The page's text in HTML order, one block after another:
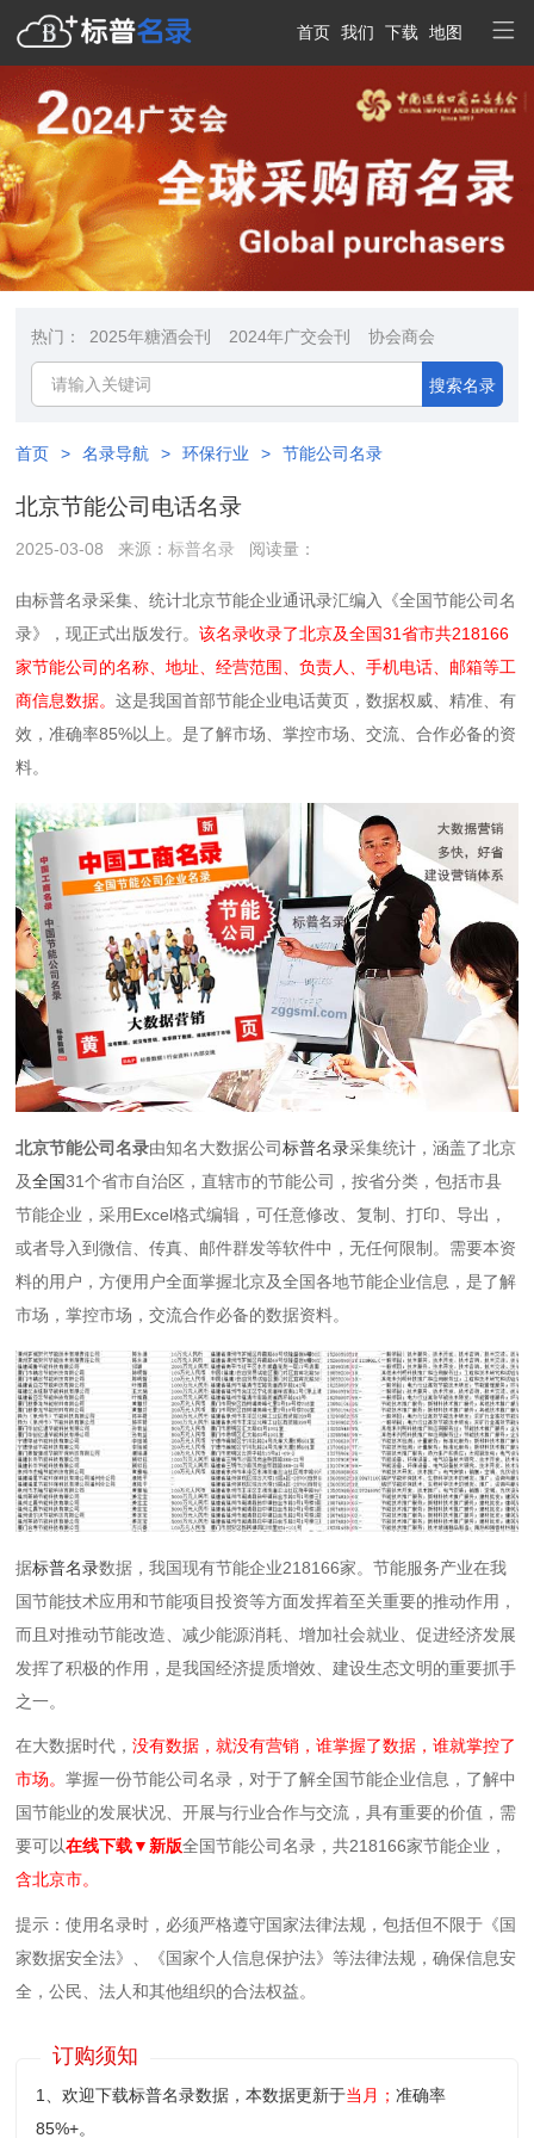
首页 我们 下载 地图
热门： 2025年糖酒会刊 2024年广交会刊 协会商会
搜索名录
首页 > 名录导航 > 环保行业 > 节能公司名录
北京节能公司电话名录
2025-03-08 来源：标普名录 阅读量：
由标普名录采集、统计北京节能企业通讯录汇编入《全国节能公司名
录》，现正式出版发行。该名录收录了北京及全国31省市共218166
家节能公司的名称、地址、经营范围、负责人、手机电话、邮箱等工
商信息数据。这是我国首部节能企业电话黄页，数据权威、精准、有
效，准确率85%以上。是了解市场、掌控市场、交流、合作必备的资
料。
北京节能公司名录由知名大数据公司标普名录采集统计，涵盖了北京
及全国31个省市自治区，直辖市的节能公司，按省分类，包括市县
节能企业，采用Excel格式编辑，可任意修改、复制、打印、导出，
或者导入到微信、传真、邮件群发等软件中，无任何限制。需要本资
料的用户，方便用户全面掌握北京及全国各地节能企业信息，是了解
市场，掌控市场，交流合作必备的数据资料。
据标普名录数据，我国现有节能企业218166家。节能服务产业在我
国节能技术应用和节能项目投资等方面发挥着至关重要的推动作用，
而且对推动节能改造、减少能源消耗、增加社会就业、促进经济发展
发挥了积极的作用，是我国经济提质增效、建设生态文明的重要抓手
之一。
在大数据时代，没有数据，就没有营销，谁掌握了数据，谁就掌控了
市场。掌握一份节能公司名录，对于了解全国节能企业信息，了解中
国节能业的发展状况、开展与行业合作与交流，具有重要的价值，需
要可以在线下载▼新版全国节能公司名录，共218166家节能企业，
含北京市。
提示：使用名录时，必须严格遵守国家法律法规，包括但不限于《国
家数据安全法》、《国家个人信息保护法》等‌法律法规，确保信息安
全，公民、法人和其他组织的合法权益。
订购须知
1、欢迎下载标普名录数据，本数据更新于当月；准确率
85%+。